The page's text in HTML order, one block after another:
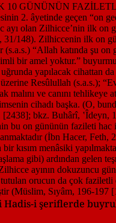
Hadis-i şeriflerde